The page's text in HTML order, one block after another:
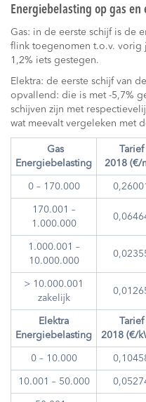
Energiebelasting op gas en
Gas: in de eerste schijf is de
flink toegenomen t.o.v. vorig
1,2% iets gestegen.
Elektra: de eerste schijf van
opvallend: die is met -5,7%
schijven zijn met
wat meevalt vergeleken met
Gas
Energiebelasting
Tarief
2018 (€/
0 – 170.000 0,26001
170.001 –
1.000.000
1.000.001 –
10.000.000
> 10.000.001
zakelijk
Elektra
Energiebelasting
Tarief
2018 (€/
0 – 10.000
10.001 – 50.000